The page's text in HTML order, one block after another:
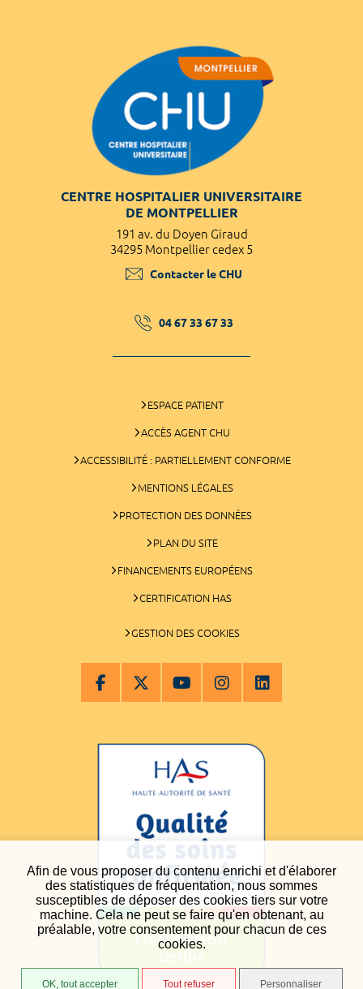
Afin de vous proposer du contenu enrichi et d'élaborer
des statistiques de fréquentation, nous sommes
susceptibles de déposer des cookies tiers sur votre
machine. Cela ne peut se faire qu'en obtenant, au
préalable, votre consentement pour chacun de ces
cookies.
OK, tout accepter Tout refuser Personnaliser
CENTRE HOSPITALIER UNIVERSITAIRE
DE MONTPELLIER
191 av. du Doyen Giraud
34295 Montpellier cedex 5
Contacter le CHU
04 67 33 67 33
ESPACE PATIENT
ACCÈS AGENT CHU
ACCESSIBILITÉ : PARTIELLEMENT CONFORME
MENTIONS LÉGALES
PROTECTION DES DONNÉES
PLAN DU SITE
FINANCEMENTS EUROPÉENS
CERTIFICATION HAS
GESTION DES COOKIES